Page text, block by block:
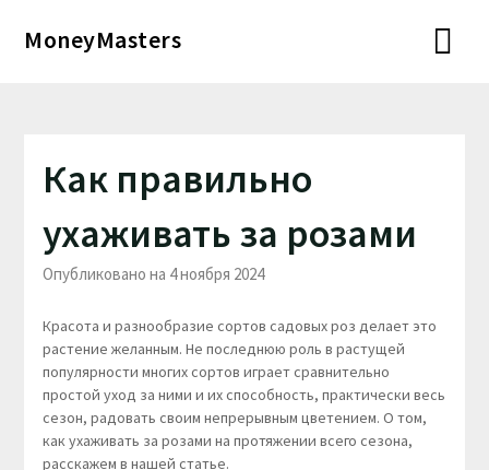
MoneyMasters
Как правильно
ухаживать за розами
Опубликовано на 4 ноября 2024
Красота и разнообразие сортов садовых роз делает это
растение желанным. Не последнюю роль в растущей
популярности многих сортов играет сравнительно
простой уход за ними и их способность, практически весь
сезон, радовать своим непрерывным цветением. О том,
как ухаживать за розами на протяжении всего сезона,
расскажем в нашей статье.